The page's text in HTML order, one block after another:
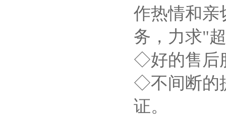
作热情和亲
务，力求"
◇好的售后
◇不间断的
证。